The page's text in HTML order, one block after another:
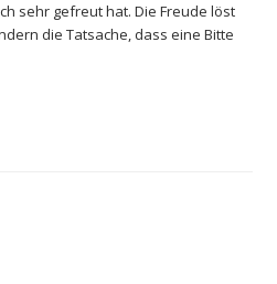
sehr gefreut hat. Die Freude löst
die Tatsache, dass eine Bitte